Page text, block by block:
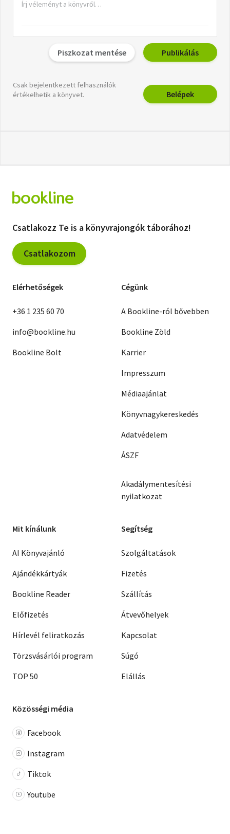
Piszkozat mentése Publikálás
Csak bejelentkezett felhasználók
értékelhetik a könyvet.
Belépek
Csatlakozz Te is a könyvrajongók táborához!
Csatlakozom
Elérhetőségek
+36 1 235 60 70
info@bookline.hu
Bookline Bolt
Cégünk
A Bookline-ról bővebben
Bookline Zöld
Karrier
Impresszum
Médiaajánlat
Könyvnagykereskedés
Adatvédelem
ÁSZF
Akadálymentesítési
nyilatkozat
Mit kínálunk
AI Könyvajánló
Ajándékkártyák
Bookline Reader
Előfizetés
Hírlevél feliratkozás
Törzsvásárlói program
TOP 50
Segítség
Szolgáltatások
Fizetés
Szállítás
Átvevőhelyek
Kapcsolat
Súgó
Elállás
Közösségi média
Facebook
Instagram
Tiktok
Youtube